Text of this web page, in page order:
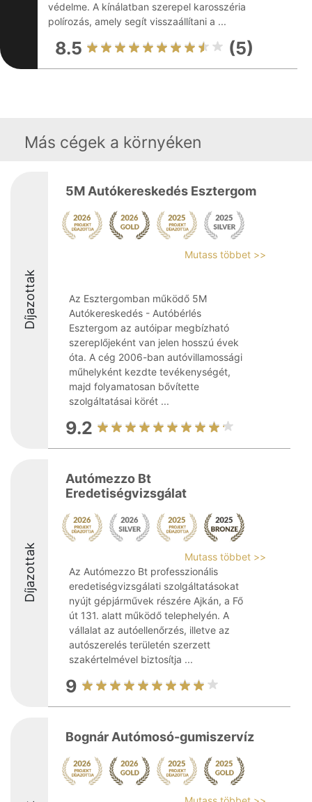
védelme. A kínálatban szerepel karosszéria
polírozás, amely segít visszaállítani a ...
8.5 (5)
Más cégek a környéken
Díjazottak
5M Autókereskedés Esztergom
Mutass többet >>
Az Esztergomban működő 5M
Autókereskedés - Autóbérlés
Esztergom az autóipar megbízható
szereplőjeként van jelen hosszú évek
óta. A cég 2006-ban autóvillamossági
műhelyként kezdte tevékenységét,
majd folyamatosan bővítette
szolgáltatásai körét ...
9.2
Díjazottak
Autómezzo Bt
Eredetiségvizsgálat
Mutass többet >>
Az Autómezzo Bt professzionális
eredetiségvizsgálati szolgáltatásokat
nyújt gépjárművek részére Ajkán, a Fő
út 131. alatt működő telephelyén. A
vállalat az autóellenőrzés, illetve az
autószerelés területén szerzett
szakértelmével biztosítja ...
9
Bognár Autómosó-gumiszervíz